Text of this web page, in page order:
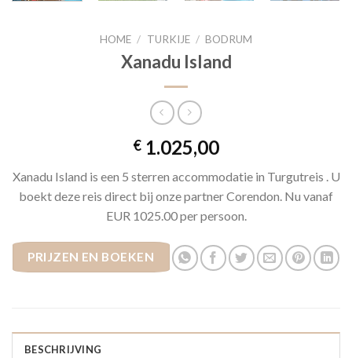
HOME / TURKIJE / BODRUM
Xanadu Island
€ 1.025,00
Xanadu Island is een 5 sterren accommodatie in Turgutreis . U
boekt deze reis direct bij onze partner Corendon. Nu vanaf
EUR 1025.00 per persoon.
PRIJZEN EN BOEKEN
BESCHRIJVING